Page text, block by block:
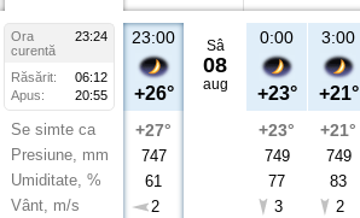
Ora
23:24
curentă
Răsărit:
06:12
Apus:
20:55
Se simte ca
Presiune, mm
Umiditate, %
Vânt, m/s
23:00
+26°
+27°
747
61
2
Sâ
08
aug
0:00
+23°
+23°
749
77
3
3:00
+21°
+21°
749
83
2